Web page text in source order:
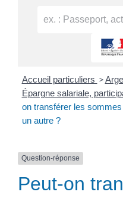
Accueil particuliers >
Épargne salariale,
on transférer les
un autre ?
Question-réponse
Peut-on